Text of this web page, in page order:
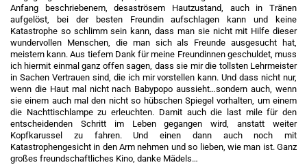
Anfang beschriebenem, desaströsem Hautzustand, auch in Tränen
aufgelöst, bei der besten Freundin aufschlagen kann und keine
Katastrophe so schlimm sein kann, dass man sie nicht mit Hilfe dieser
wundervollen Menschen, die man sich als Freunde ausgesucht hat,
meistern kann. Aus tiefem Dank für meine Freundinnen geschuldet, muss
ich hiermit einmal ganz offen sagen, dass sie mir die tollsten Lehrmeister
in Sachen Vertrauen sind, die ich mir vorstellen kann. Und dass nicht nur,
wenn die Haut mal nicht nach Babypopo aussieht…sondern auch, wenn
sie einem auch mal den nicht so hübschen Spiegel vorhalten, um einem
die Nachttischlampe zu erleuchten. Damit auch die last mile für den
entscheidenden Schritt im Leben gegangen wird, anstatt weiter
Kopfkarussel zu fahren. Und einen dann auch noch mit
Katastrophengesicht in den Arm nehmen und so lieben, wie man ist. Ganz
großes freundschaftliches Kino, danke Mädels…